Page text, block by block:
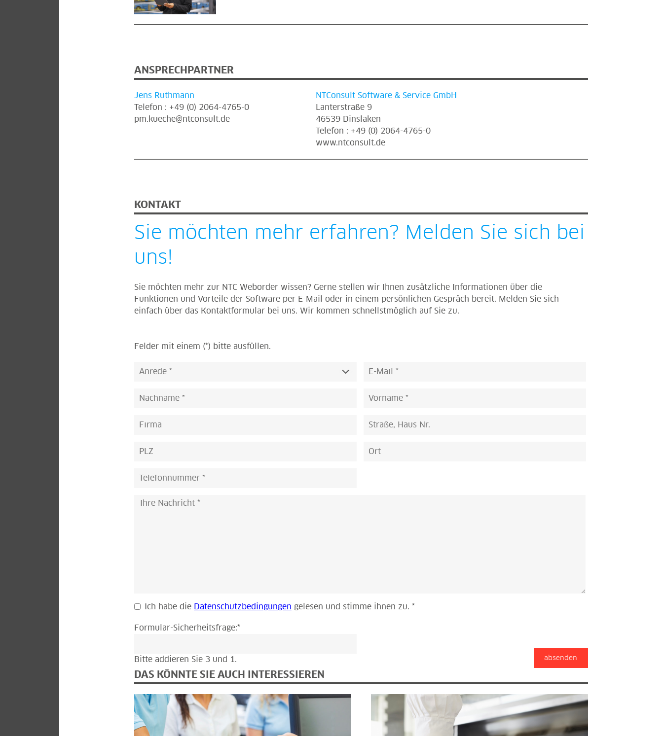
ANSPRECHPARTNER
Jens Ruthmann
Telefon : +49 (0) 2064-4765-0
pm.kueche@ntconsult.de
NTConsult Software & Service GmbH
Lanterstraße 9
46539 Dinslaken
Telefon : +49 (0) 2064-4765-0
www.ntconsult.de
KONTAKT
Sie möchten mehr erfahren? Melden Sie sich bei
uns!
Sie möchten mehr zur NTC Weborder wissen? Gerne stellen wir Ihnen zusätzliche Informationen über die
Funktionen und Vorteile der Software per E-Mail oder in einem persönlichen Gespräch bereit. Melden Sie sich
einfach über das Kontaktformular bei uns. Wir kommen schnellstmöglich auf Sie zu.
Felder mit einem (*) bitte ausfüllen.
Ich habe die Datenschutzbedingungen gelesen und stimme ihnen zu. *
Formular-Sicherheitsfrage:*
Bitte addieren Sie 3 und 1.
DAS KÖNNTE SIE AUCH INTERESSIEREN